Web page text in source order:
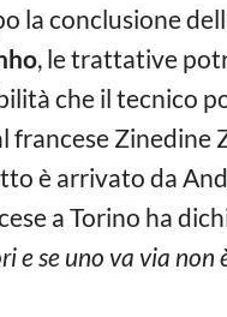
conclusione
, le trattative
che il tecnico
Zinedine
è arrivato da
a Torino ha
se uno va via non